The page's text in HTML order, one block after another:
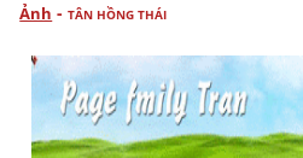
Ảnh -TÂN HỒNG THÁI